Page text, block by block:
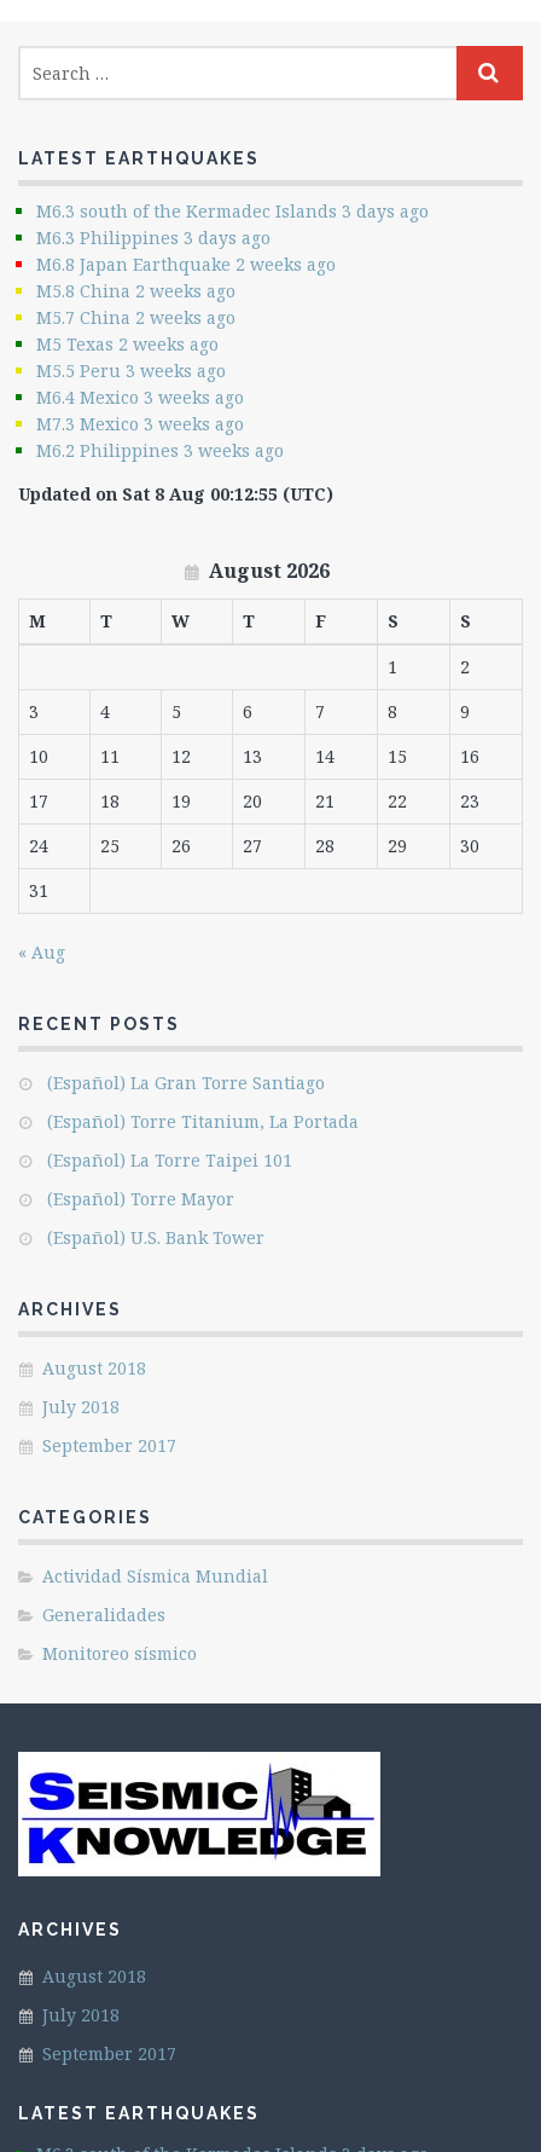
LATEST EARTHQUAKES
M6.3 south of the Kermadec Islands 3 days ago
M6.3 Philippines 3 days ago
M6.8 Japan Earthquake 2 weeks ago
M5.8 China 2 weeks ago
M5.7 China 2 weeks ago
M5 Texas 2 weeks ago
M5.5 Peru 3 weeks ago
M6.4 Mexico 3 weeks ago
M7.3 Mexico 3 weeks ago
M6.2 Philippines 3 weeks ago
Updated on Sat 8 Aug 00:12:55 (UTC)
August 2026
M T W T F S
S
1
2
3
4 5 6 7 8
9
10
11 12 13 14 15
16
17
18 19 20 21 22
23
24
25 26 27 28 29
30
31
« Aug
RECENT POSTS
(Español) La Gran Torre Santiago
(Español) Torre Titanium, La Portada
(Español) La Torre Taipei 101
(Español) Torre Mayor
(Español) U.S. Bank Tower
ARCHIVES
August 2018
July 2018
September 2017
CATEGORIES
Actividad Sísmica Mundial
Generalidades
Monitoreo sísmico
ARCHIVES
August 2018
July 2018
September 2017
LATEST EARTHQUAKES